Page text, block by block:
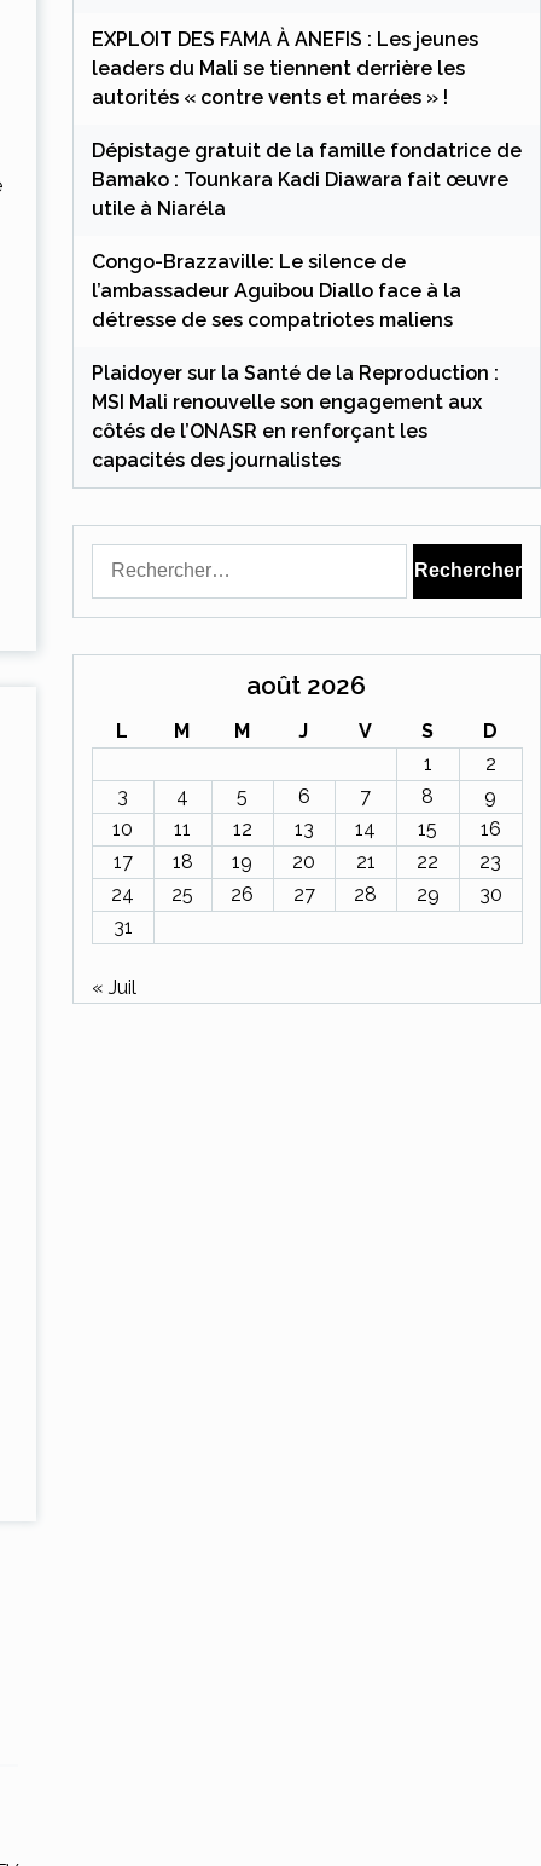
EXPLOIT DES FAMA À ANEFIS : Les jeunes
leaders du Mali se tiennent derrière les
autorités « contre vents et marées » !
Dépistage gratuit de la famille fondatrice de
Bamako : Tounkara Kadi Diawara fait œuvre
utile à Niaréla
Congo-Brazzaville: Le silence de
l’ambassadeur Aguibou Diallo face à la
détresse de ses compatriotes maliens
Plaidoyer sur la Santé de la Reproduction :
MSI Mali renouvelle son engagement aux
côtés de l’ONASR en renforçant les
capacités des journalistes
Rechercher :
août 2026
L M M J V S
D
1
2
3
4 5 6 7 8
9
10
11 12 13 14 15
16
17
18 19 20 21 22
23
24
25 26 27 28 29
30
31
« Juil